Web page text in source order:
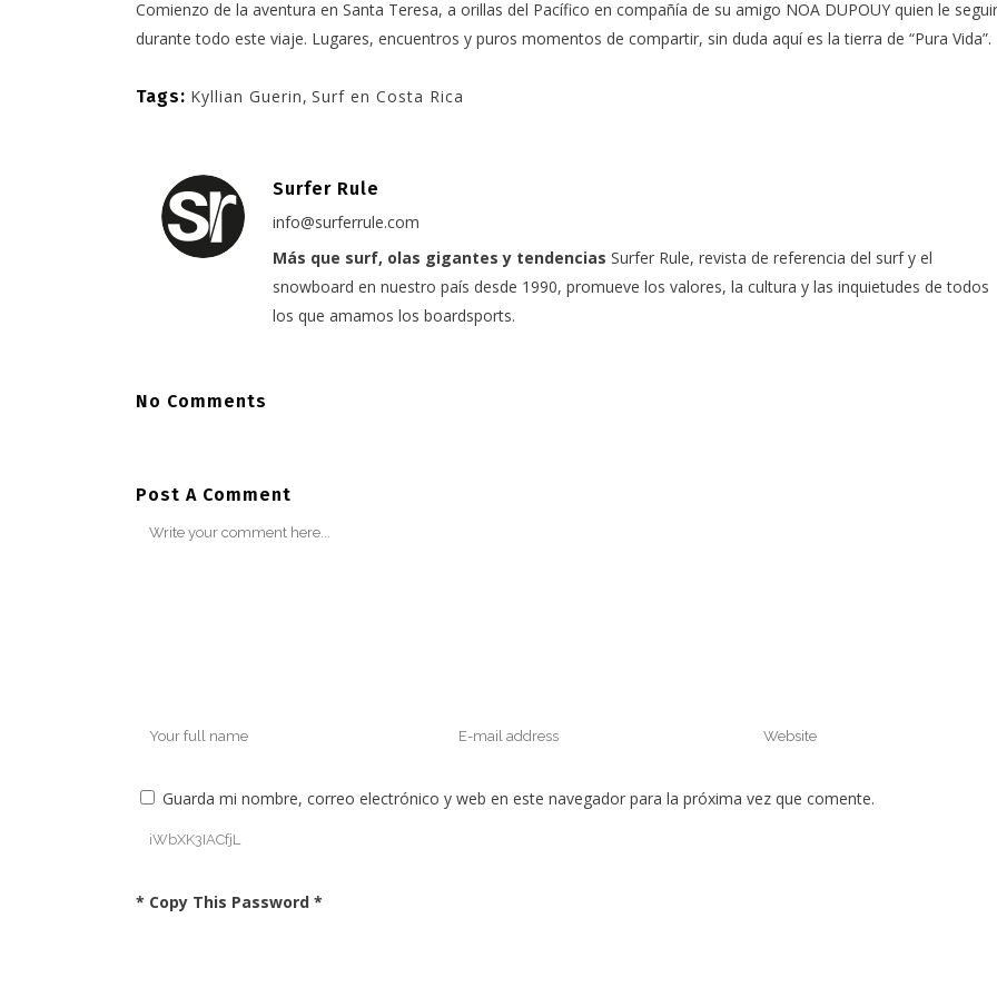
Comienzo de la aventura en Santa Teresa, a orillas del Pacífico en compañía de su amigo NOA DUPOUY quien le
durante todo este viaje. Lugares, encuentros y puros momentos de compartir, sin duda aquí es la tierra de “Pura Vida”.
Tags: Kyllian Guerin, Surf en Costa Rica
Surfer Rule
info@surferrule.com
Más que surf, olas gigantes y tendencias Surfer Rule, revista de referencia del surf y el
snowboard en nuestro país desde 1990, promueve los valores, la cultura y las inquietudes de todos
los que amamos los boardsports.
No Comments
Post A Comment
Guarda mi nombre, correo electrónico y web en este navegador para la próxima vez que comente.
* Copy This Password *